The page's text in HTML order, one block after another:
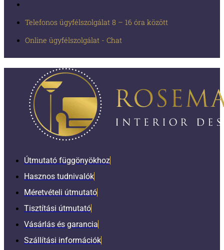
Telefonos ügyfélszolgálat 8 – 16 óra között
Online ügyfélszolgálat - Chat
Útmutató függönyökhoz
Hasznos tudnivalók
Méretvételi útmutató
Tisztítási útmutató
Vásárlás és garancia
Szállítási információk